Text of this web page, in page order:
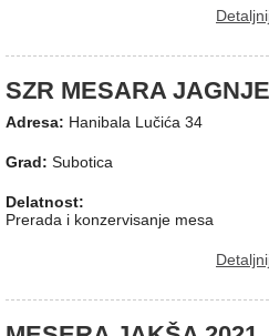
SZR MESARA JAGNJE
Adresa: Hanibala Lučića 34
Grad: Subotica
Delatnost:
Prerada i konzervisanje mesa